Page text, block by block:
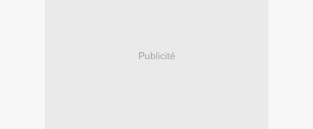
Publicité